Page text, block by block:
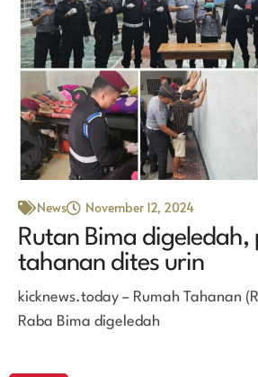
News November 12, 2024
Rutan Bima digeledah,
tahanan dites urin
kicknews.today – Rumah Tahanan
Raba Bima digeledah